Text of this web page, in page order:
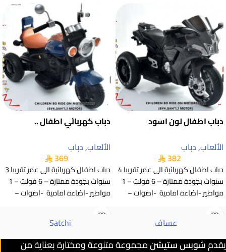
دباب اطفال لون اسود
الألعاب,دباب
382
دباب اطفال كهربائية الى عمر تقريبا 4
سنوات بجودة ممتازة – 6 فولت – 1
مواطير -اضاءه امامية -اصوات –
دباب كهربائي اطفال ..
الألعاب,دباب
369
دباب اطفال كهربائية الى عمر تقريبا 3
سنوات بجودة ممتازة – 6 فولت – 1
مواطير -اضاءه امامية -اصوات –
عساف Satchi
يقدمشوبس ستيشنمجموعة متنوعة ومختارة بعناية من